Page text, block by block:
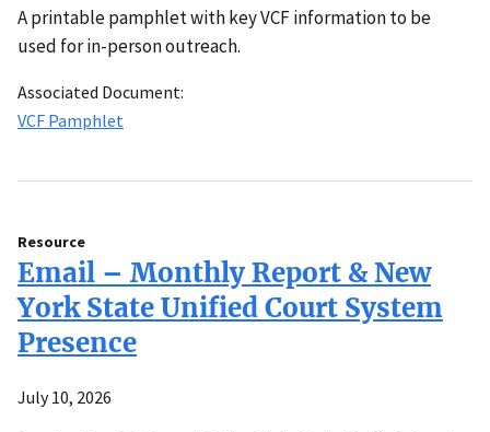
A printable pamphlet with key VCF information to be
used for in-person outreach.
Associated Document:
VCF Pamphlet
Resource
Email – Monthly Report & New
York State Unified Court System
Presence
July 10, 2026